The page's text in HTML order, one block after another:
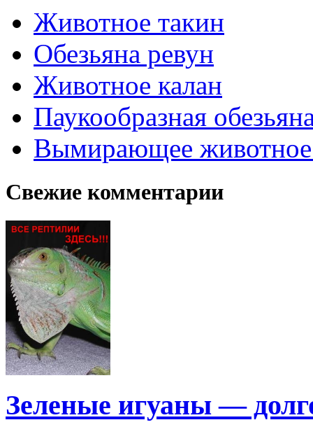
Животное такин
Обезьяна ревун
Животное калан
Паукообразная
Вымирающее
Свежие комментарии
Зеленые игуаны —